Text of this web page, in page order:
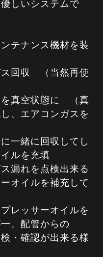
しいシステムで
テナンス機材を装
回収 （当然再使
真空状態に （真
、エアコンガスを
一緒に回収してし
ルを充填
れを点検出来る
オイルを補充して
ッサーオイルを
、配管からの
・確認が出来る様